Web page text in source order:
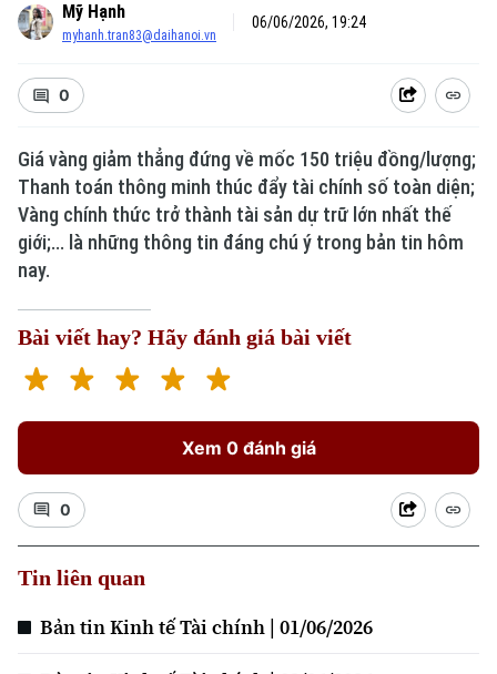
Xu hướng
Mỹ Hạnh
myhanh.tran83@daihanoi.vn
06/06/2026, 19:24
0
Giá vàng giảm thẳng đứng về mốc 150 triệu đồng/lượng;
Thanh toán thông minh thúc đẩy tài chính số toàn diện;
Vàng chính thức trở thành tài sản dự trữ lớn nhất thế
giới;... là những thông tin đáng chú ý trong bản tin hôm
nay.
Bài viết hay? Hãy đánh giá bài viết
Xem 0 đánh giá
0
Tin liên quan
Bản tin Kinh tế Tài chính | 01/06/2026